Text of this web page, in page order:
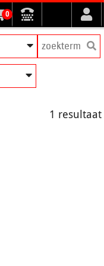
0
1 resultaat